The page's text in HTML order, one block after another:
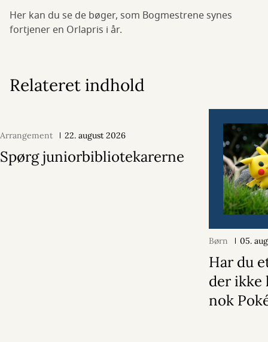
Her kan du se de bøger, som Bogmestrene synes
fortjener en Orlapris i år.
Relateret indhold
Arrangement 22. august 2026
Spørg juniorbibliotekarerne
Børn 05.
Har du
der ikke
nok